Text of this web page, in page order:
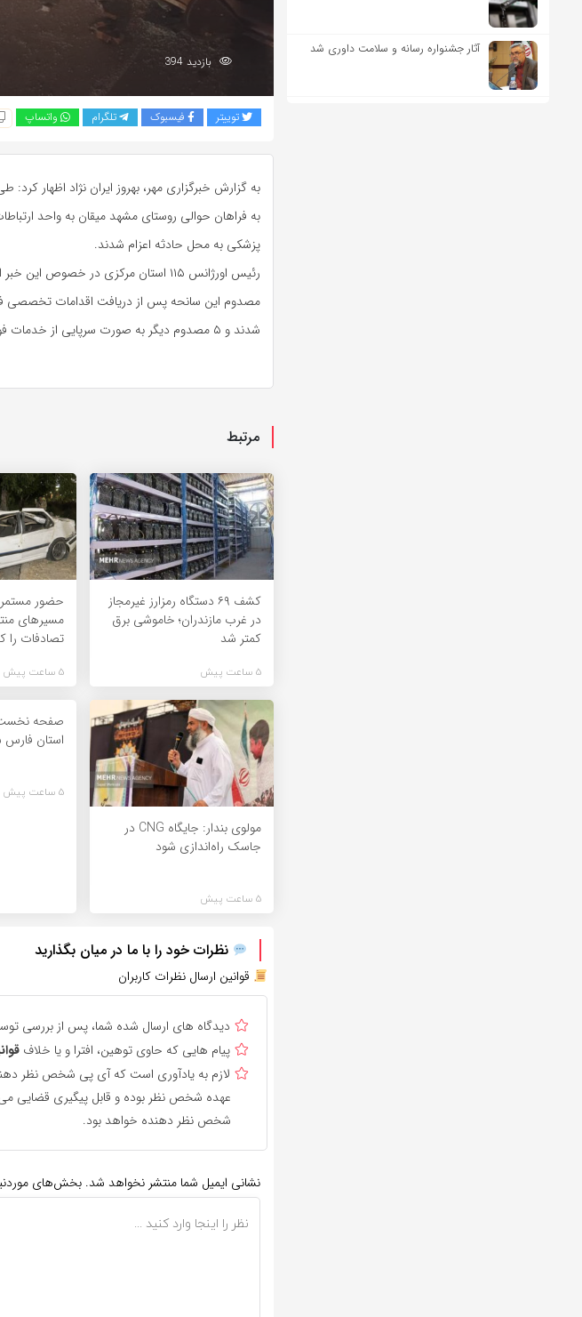
آثار جشنواره رسانه و سلامت داوری شد
بازدید 394
توییتر فیسبوک تلگرام واتساپ
به گزارش خبرگزاری مهر، بهروز ایران نژاد اظهار
پزشکی به محل حادثه اعزام شدند.
مصدوم این سانحه پس از دریافت اقدامات تخصصی
شدند و ۵ مصدوم دیگر به صورت سرپایی از خدمات فوریت‌های پزشکی بهره مند شدند.
مرتبط
کشف ۶۹ دستگاه رمزارز غیرمجاز
در غرب مازندران؛ خاموشی برق
کمتر شد
5 ساعت پیش
حضور
مسیرهای
تصادفات را
5 ساعت پیش
مولوی بندار: جایگاه CNG در
جاسک راه‌اندازی شود
5 ساعت پیش
صفحه نخست
استان فارس شنبه ۱۷
5 ساعت پیش
نظرات خود را با ما در میان بگذارید
قوانین ارسال نظرات کاربران
دیدگاه های ارسال شده شما، پس از بررسی
پیام هایی که حاوی توهین، افترا و یا خلاف
لازم به یادآوری است که آی پی شخص نظر
عهده شخص نظر بوده و قابل پیگیری قضایی
شخص نظر دهنده خواهد بود.
نشانی ایمیل شما منتشر نخواهد شد. بخش‌های